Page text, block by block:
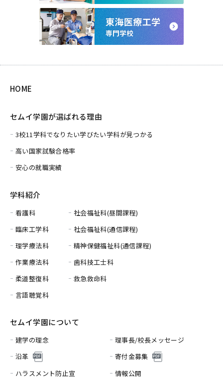
HOME
セムイ学園が選ばれる理由
3校11学科でなりたい学びたい学科が見つかる
高い国家試験合格率
安心の就職実績
学科紹介
看護科
臨床工学科
理学療法科
作業療法科
柔道整復科
言語聴覚科
社会福祉科(昼間課程)
社会福祉科(通信課程)
精神保健福祉科(通信課程)
歯科技工士科
救急救命科
セムイ学園について
建学の理念
理事長/校長メッセージ
沿革
寄付金募集
ハラスメント防止宣
情報公開